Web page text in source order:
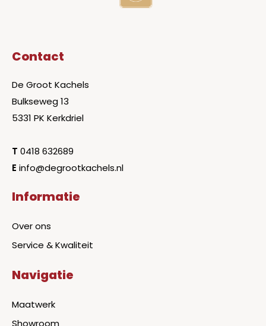
Contact
De Groot Kachels
Bulkseweg 13
5331 PK Kerkdriel
T 0418 632689
E info@degrootkachels.nl
Informatie
Over ons
Service & Kwaliteit
Navigatie
Maatwerk
Showroom